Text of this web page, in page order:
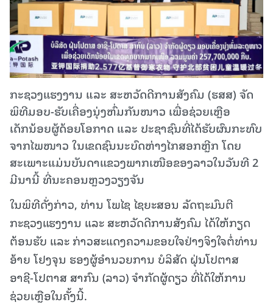
ກະຊວງແຮງງານ ແລະ ສະຫວັດດີການສັງຄົມ (ຮສສ) ຈັດ
ພິທີມອບ-ຮັບເຄື່ອງນຸ່ງຫົ່ມກັນໜາວ ເພື່ອຊ່ວຍເຫຼືອ
ເດັກນ້ອຍຜູ້ດ້ອຍໂອກາດ ແລະ ປະຊາຊົນທີ່ໄດ້ຮັບຜົນກະທົບ
ຈາກໄພໜາວ ໃນເຂດຊົນນະບົດຫ່າງໄກສອກຫຼີກ ໂດຍ
ສະເພາະແມ່ນບັນດາແຂວງພາກເໜືອຂອງລາວໃນວັນທີ 2
ມີນານີ້ ທີ່ນະຄອນຫຼວງວຽງຈັນ
ໃນພິທີດັ່ງກ່າວ, ທ່ານ ໂພໄຊ ໄຊຍະສອນ ລັດຖະມົນຕີ
ກະຊວງແຮງງານ ແລະ ສະຫວັດດີການສັງຄົມ ໄດ້ໃຫ້ກຽດ
ຕ້ອນຮັບ ແລະ ກ່າວສະແດງຄວາມຂອບໃຈຢ່າງຈິງໃຈຕໍ່ທ່ານ
ອ້າຍ ໂຢງຈຸນ ຮອງຜູ້ອຳນວຍການ ບໍລິສັດ ຝຸ່ນໂປຕາສ
ອາຊີ-ໂປຕາສ ສາກົນ (ລາວ) ຈຳກັດຜູ້ດຽວ ທີ່ໄດ້ໃຫ້ການ
ຊ່ວຍເຫຼືອໃນຄັ້ງນີ້.